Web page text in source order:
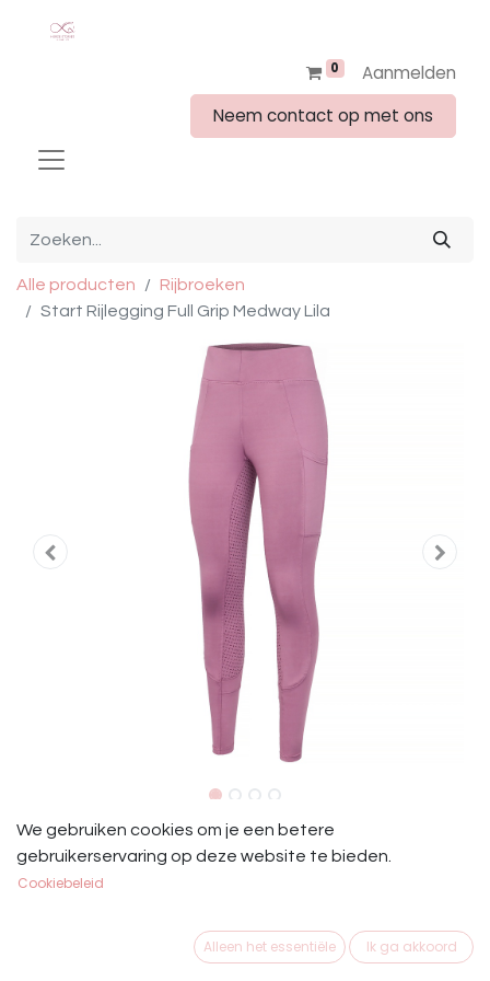
0
Aanmelden
Neem contact op met ons
Alle producten
Rijbroeken
Start Rijlegging Full Grip Medway Lila
Start Rijlegging Full Grip Medway
Lila
We gebruiken cookies om je een betere
gebruikerservaring op deze website te bieden.
Cookiebeleid
Alleen het essentiële Ik ga akkoord